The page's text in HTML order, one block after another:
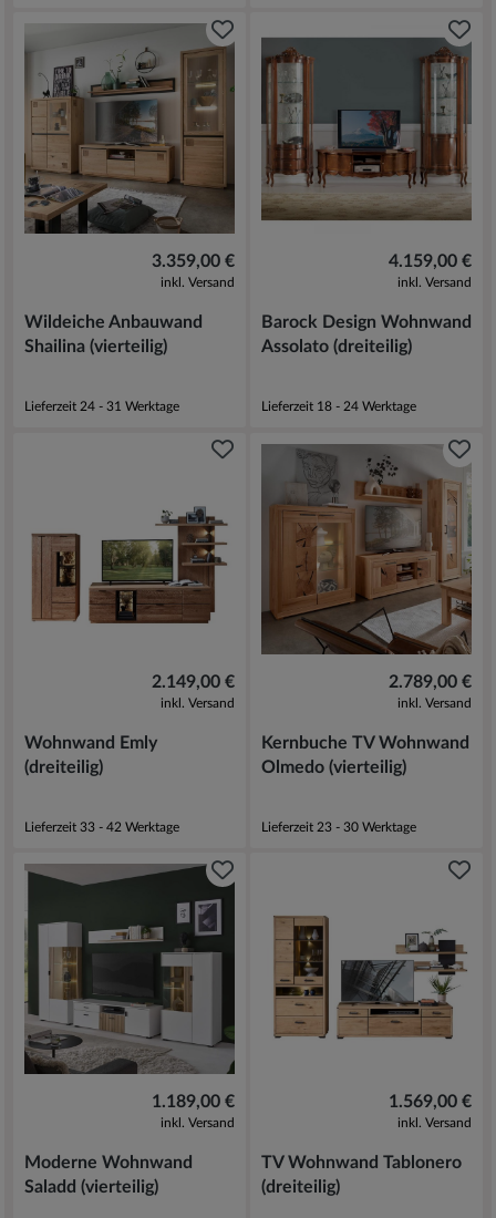
3.359,00 €
inkl. Versand
Wildeiche Anbauwand
Shailina (vierteilig)
Lieferzeit 24 - 31 Werktage
4.159,00 €
inkl. Versand
Barock Design Wohnwand
Assolato (dreiteilig)
Lieferzeit 18 - 24 Werktage
2.149,00 €
inkl. Versand
Wohnwand Emly
(dreiteilig)
Lieferzeit 33 - 42 Werktage
2.789,00 €
inkl. Versand
Kernbuche TV Wohnwand
Olmedo (vierteilig)
Lieferzeit 23 - 30 Werktage
1.189,00 €
inkl. Versand
Moderne Wohnwand
Saladd (vierteilig)
1.569,00 €
inkl. Versand
TV Wohnwand Tablonero
(dreiteilig)